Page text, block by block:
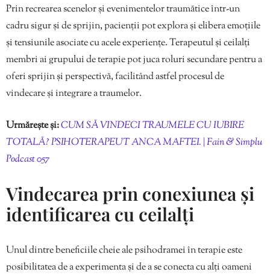
Prin recrearea scenelor și evenimentelor traumătice într-un
cadru sigur și de sprijin, pacienții pot explora și elibera emoțiile
și tensiunile asociate cu acele experiențe. Terapeutul și ceilalți
membri ai grupului de terapie pot juca roluri secundare pentru a
oferi sprijin și perspectivă, facilitând astfel procesul de
vindecare și integrare a traumelor.
Urmărește și:CUM SĂ VINDECI TRAUMELE CU IUBIRE
TOTALĂ? PSIHOTERAPEUT ANCA MAFTEI. | Fain & Simplu
Podcast 057
Vindecarea prin conexiunea și
identificarea cu ceilalți
Unul dintre beneficiile cheie ale psihodramei în terapie este
posibilitatea de a experimenta și de a se conecta cu alți oameni